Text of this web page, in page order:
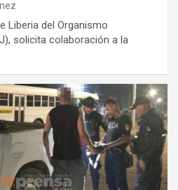
Liberia del Organismo
solicita colaboración a la